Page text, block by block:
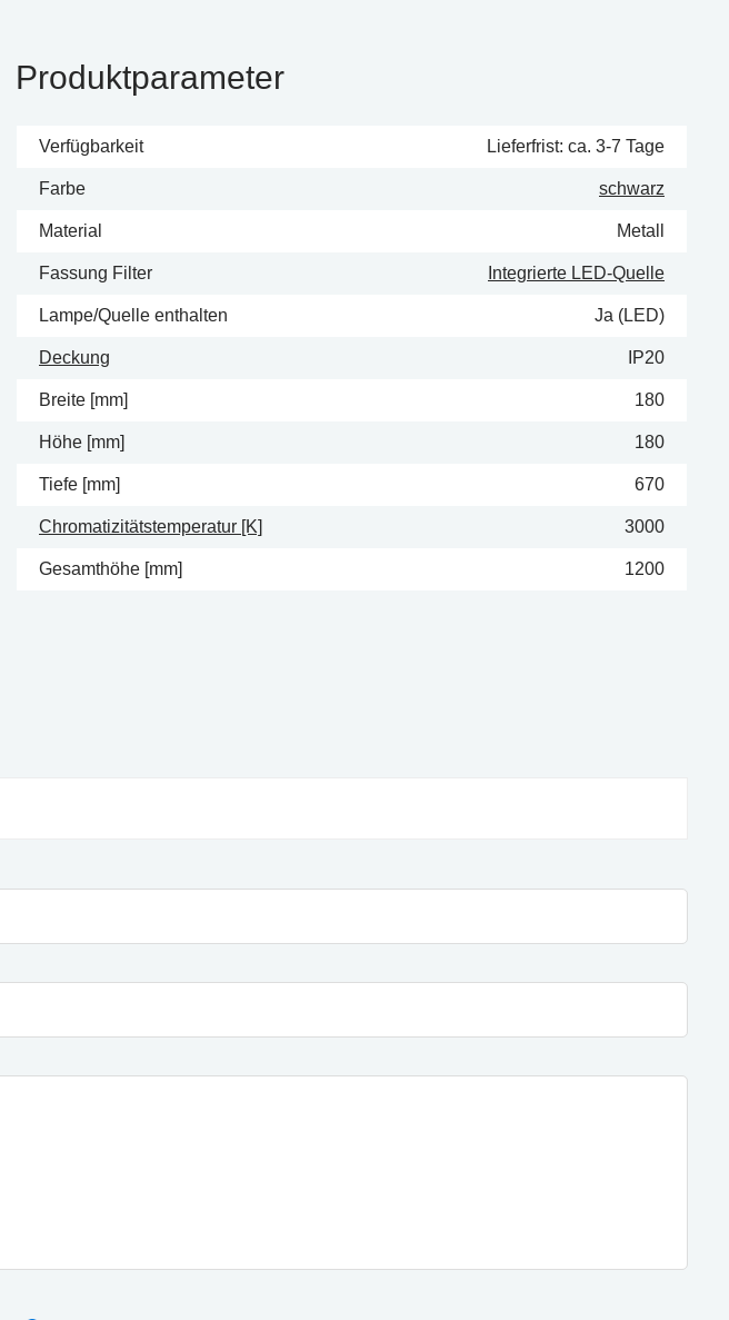
Produktparameter
Verfügbarkeit Lieferfrist: ca. 3-7 Tage
Farbe schwarz
Material Metall
Fassung Filter Integrierte LED-Quelle
Lampe/Quelle enthalten Ja (LED)
Deckung IP20
Breite [mm] 180
Höhe [mm] 180
Tiefe [mm] 670
Chromatizitätstemperatur [K] 3000
Gesamthöhe [mm] 1200